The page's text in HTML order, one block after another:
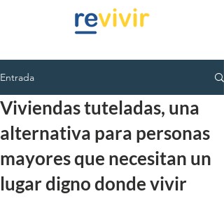
Entrada
Viviendas tuteladas, una
alternativa para personas
mayores que necesitan un
lugar digno donde vivir